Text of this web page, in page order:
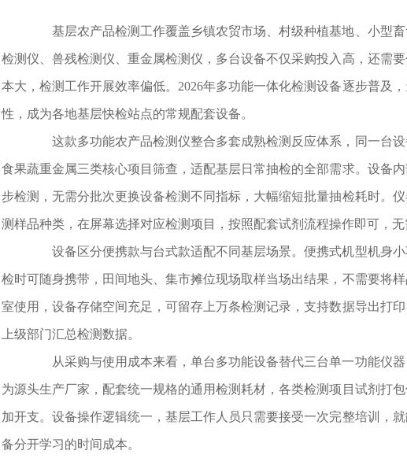
基层农产品检测工作覆盖乡镇农贸市场、村级种植基地、小型畜
检测仪、兽残检测仪、重金属检测仪，多台设备不仅采购投入高，还需
本大，检测工作开展效率偏低。2026年多功能一体化检测设备逐步普及
性，成为各地基层快检站点的常规配套设备。
这款多功能农产品检测仪整合多套成熟检测反应体系，同一台设
食果蔬重金属三类核心项目筛查，适配基层日常抽检的全部需求。设备
步检测，无需分批次更换设备检测不同指标，大幅缩短批量抽检耗时。
测样品种类，在屏幕选择对应检测项目，按照配套试剂流程操作即可，无
设备区分便携款与台式款适配不同基层场景。便携式机型机身小
检时可随身携带，田间地头、集市摊位现场取样当场出结果，不需要将
室使用，设备存储空间充足，可留存上万条检测记录，支持数据导出打
上级部门汇总检测数据。
从采购与使用成本来看，单台多功能设备替代三台单一功能仪器
为源头生产厂家，配套统一规格的通用检测耗材，各类检测项目试剂打
加开支。设备操作逻辑统一，基层工作人员只需要接受一次完整培训，
备分开学习的时间成本。